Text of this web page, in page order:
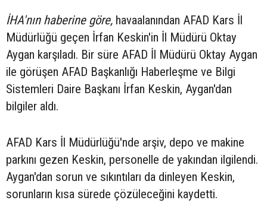
İHA'nın haberine göre, havaalanından AFAD Kars İl
Müdürlüğü geçen İrfan Keskin'in İl Müdürü Oktay
Aygan karşıladı. Bir süre AFAD İl Müdürü Oktay Aygan
ile görüşen AFAD Başkanlığı Haberleşme ve Bilgi
Sistemleri Daire Başkanı İrfan Keskin, Aygan'dan
bilgiler aldı.
AFAD Kars İl Müdürlüğü'nde arşiv, depo ve makine
parkını gezen Keskin, personelle de yakından ilgilendi.
Aygan'dan sorun ve sıkıntıları da dinleyen Keskin,
sorunların kısa sürede çözüleceğini kaydetti.